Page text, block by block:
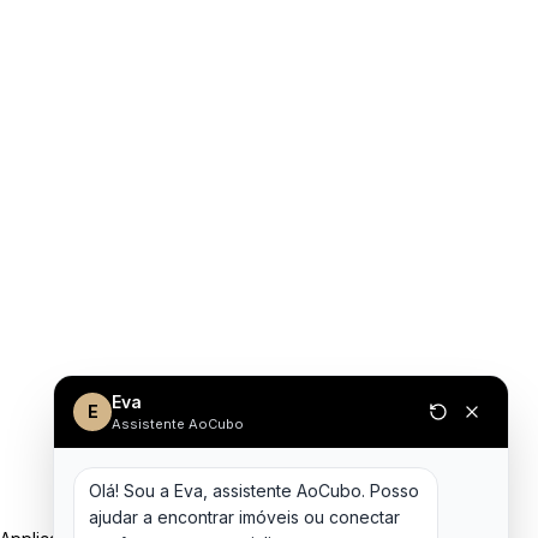
E Eva
Assistente AoCubo
Olá! Sou a Eva, assistente AoCubo. Posso
ajudar a encontrar imóveis ou conectar